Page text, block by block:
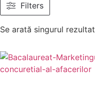
Filters
Se arată singurul rezultat